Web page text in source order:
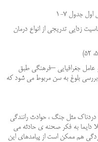
زدایی تدریجی از انواع درمان
جغرافیایی –فرهنگی طبق
و بررسی بلوغ به سن مربوط می شود که
مثل جنگ ، حوادث رانندگی
دایما به فکر صحنه ی حادثه می
هم ممکن است از پیامدهای این